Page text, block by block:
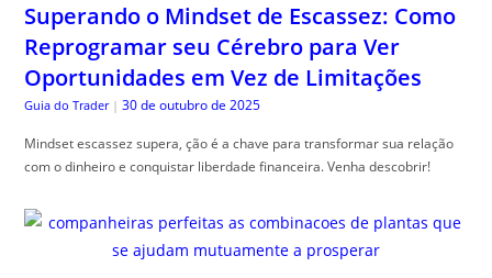
Superando o Mindset de Escassez: Como
Reprogramar seu Cérebro para Ver
Oportunidades em Vez de Limitações
Guia do Trader | 30 de outubro de 2025
Mindset escassez supera, ção é a chave para transformar sua relação
com o dinheiro e conquistar liberdade financeira. Venha descobrir!